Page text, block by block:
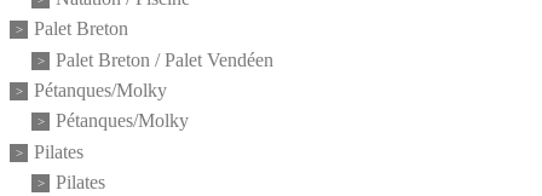
Palet Breton
Palet Breton / Palet Vendéen
Pétanques/Molky
Pétanques/Molky
Pilates
Pilates